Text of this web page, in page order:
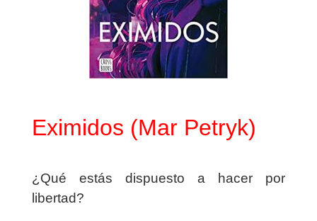
Eximidos (Mar Petryk)
¿Qué estás dispuesto a hacer por
libertad?